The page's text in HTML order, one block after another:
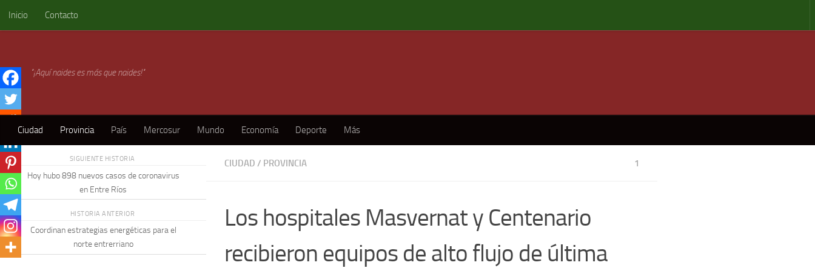
Skip to content
Inicio Contacto
"¡Aquí naides es más que naides!"
Ciudad Provincia País Mercosur Mundo Economía Deporte Más
CIUDAD / PROVINCIA 1
Los hospitales Masvernat y Centenario
recibieron equipos de alto flujo de última
SIGUIENTE HISTORIA
Hoy hubo 898 nuevos casos de coronavirus
en Entre Ríos
HISTORIA ANTERIOR
Coordinan estrategias energéticas para el
norte entrerriano